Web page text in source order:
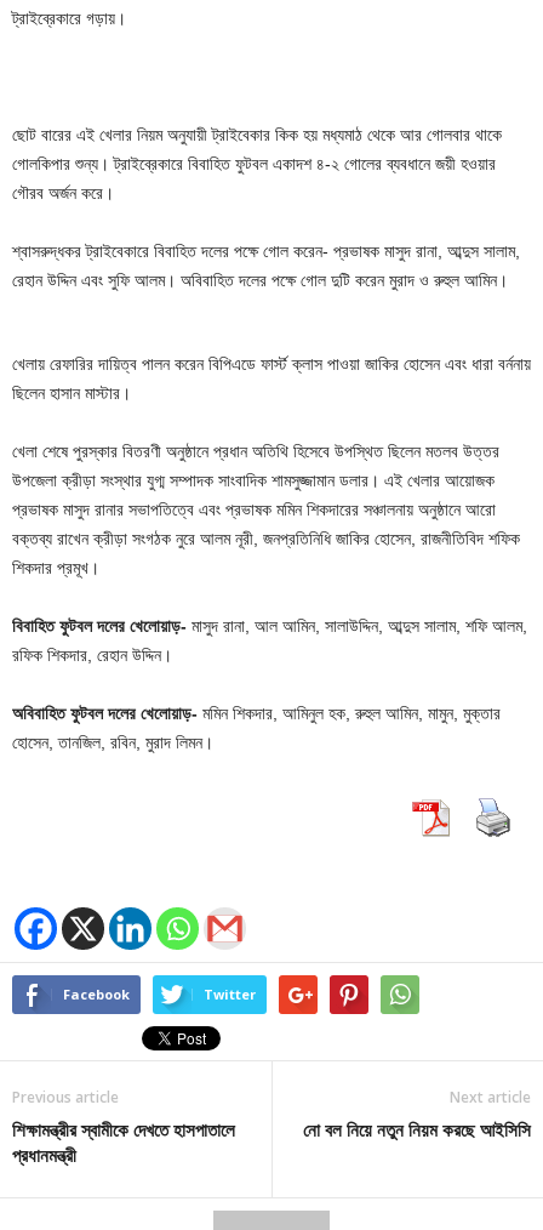
ট্রাইব্রেকারে গড়ায়।
ছোট বারের এই খেলার নিয়ম অনুযায়ী ট্রাইবেকার কিক হয় মধ্যমাঠ থেকে আর গোলবার থাকে
গোলকিপার শুন্য। ট্রাইব্রেকারে বিবাহিত ফুটবল একাদশ ৪-২ গোলের ব্যবধানে জয়ী হওয়ার
গৌরব অর্জন করে।
শ্বাসরুদ্ধকর ট্রাইবেকারে বিবাহিত দলের পক্ষে গোল করেন- প্রভাষক মাসুদ রানা, আব্দুস সালাম,
রেহান উদ্দিন এবং সুফি আলম। অবিবাহিত দলের পক্ষে গোল দুটি করেন মুরাদ ও রুহুল আমিন।
খেলায় রেফারির দায়িত্ব পালন করেন বিপিএডে ফার্স্ট ক্লাস পাওয়া জাকির হোসেন এবং ধারা বর্ননায়
ছিলেন হাসান মাস্টার।
খেলা শেষে পুরস্কার বিতরণী অনুষ্ঠানে প্রধান অতিথি হিসেবে উপস্থিত ছিলেন মতলব উত্তর
উপজেলা ক্রীড়া সংস্থার যুগ্ম সম্পাদক সাংবাদিক শামসুজ্জামান ডলার। এই খেলার আয়োজক
প্রভাষক মাসুদ রানার সভাপতিত্বে এবং প্রভাষক মমিন শিকদারের সঞ্চালনায় অনুষ্ঠানে আরো
বক্তব্য রাখেন ক্রীড়া সংগঠক নুরে আলম নূরী, জনপ্রতিনিধি জাকির হোসেন, রাজনীতিবিদ শফিক
শিকদার প্রমূখ।
বিবাহিত ফুটবল দলের খেলোয়াড়- মাসুদ রানা, আল আমিন, সালাউদ্দিন, আব্দুস সালাম, শফি আলম,
রফিক শিকদার, রেহান উদ্দিন।
অবিবাহিত ফুটবল দলের খেলোয়াড়- মমিন শিকদার, আমিনুল হক, রুহুল আমিন, মামুন, মুক্তার
হোসেন, তানজিল, রবিন, মুরাদ লিমন।
Facebook Twitter
Previous article
শিক্ষামন্ত্রীর স্বামীকে দেখতে হাসপাতালে
প্রধানমন্ত্রী
Next article
নো বল নিয়ে নতুন নিয়ম করছে আইসিসি